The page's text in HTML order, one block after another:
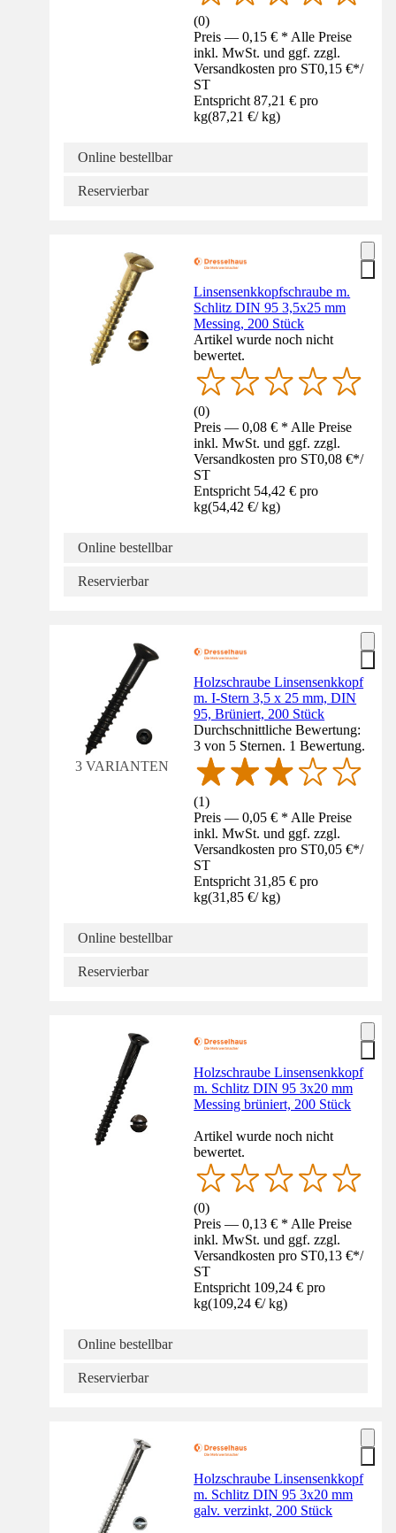
(0)
Preis — 0,15 € * Alle Preise
inkl. MwSt. und ggf. zzgl.
Versandkosten pro ST0,15 €*/
ST
Entspricht 87,21 € pro
kg(87,21 €/ kg)
Online bestellbar
Reservierbar
Linsensenkkopfschraube m.
Schlitz DIN 95 3,5x25 mm
Messing, 200 Stück
Artikel wurde noch nicht
bewertet.
(0)
Preis — 0,08 € * Alle Preise
inkl. MwSt. und ggf. zzgl.
Versandkosten pro ST0,08 €*/
ST
Entspricht 54,42 € pro
kg(54,42 €/ kg)
Online bestellbar
Reservierbar
3 VARIANTEN
Holzschraube Linsensenkkopf
m. I-Stern 3,5 x 25 mm, DIN
95, Brüniert, 200 Stück
Durchschnittliche Bewertung:
3 von 5 Sternen. 1 Bewertung.
(1)
Preis — 0,05 € * Alle Preise
inkl. MwSt. und ggf. zzgl.
Versandkosten pro ST0,05 €*/
ST
Entspricht 31,85 € pro
kg(31,85 €/ kg)
Online bestellbar
Reservierbar
Holzschraube Linsensenkkopf
m. Schlitz DIN 95 3x20 mm
Messing brüniert, 200 Stück
Artikel wurde noch nicht
bewertet.
(0)
Preis — 0,13 € * Alle Preise
inkl. MwSt. und ggf. zzgl.
Versandkosten pro ST0,13 €*/
ST
Entspricht 109,24 € pro
kg(109,24 €/ kg)
Online bestellbar
Reservierbar
Holzschraube Linsensenkkopf
m. Schlitz DIN 95 3x20 mm
galv. verzinkt, 200 Stück